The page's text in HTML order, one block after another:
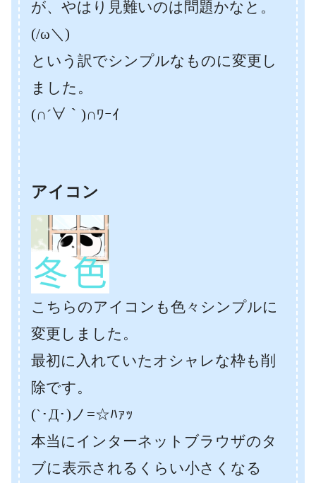
が、やはり見難いのは問題かなと。
(/ω＼)
という訳でシンプルなものに変更し
ました。
(∩´∀｀)∩ﾜｰｲ
アイコン
こちらのアイコンも色々シンプルに
変更しました。
最初に入れていたオシャレな枠も削
除です。
(`･Д･)ノ=☆ﾊｧｯ
本当にインターネットブラウザのタ
ブに表示されるくらい小さくなる